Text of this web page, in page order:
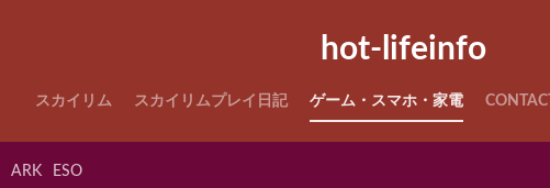
hot-lifeinfo
スカイリム スカイリムプレイ日記 ゲーム・スマホ・家電 CONTACT
ARK ESO